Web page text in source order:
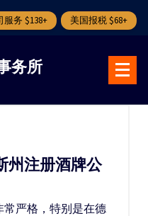
务 $138+ 美国报税 $68+
务所
州注册酒牌公
严格，特别是在德